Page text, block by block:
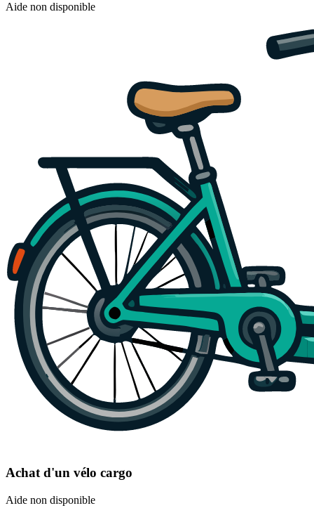
Aide non disponible
Achat d'un vélo cargo
Aide non disponible